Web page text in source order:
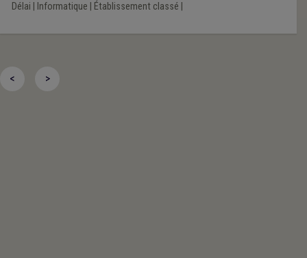
Délai Informatique Établissement classé
< >